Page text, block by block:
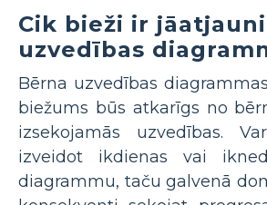
Cik bieži ir
uzvedības
Bērna uzvedības
biežums būs atkarīgs no
izsekojamās uzvedības.
izveidot ikdienas vai
diagrammu, taču galvenā